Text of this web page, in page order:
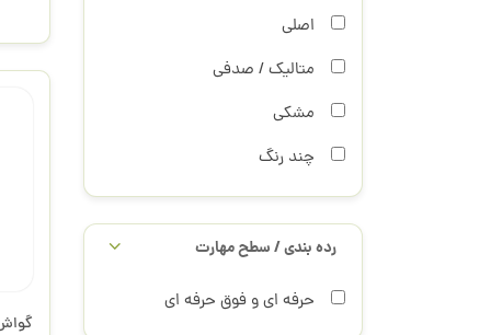
اصلی
متالیک / صدفی
مشکی
چند رنگ
رده بندی / سطح مهارت
حرفه ای و فوق حرفه ای